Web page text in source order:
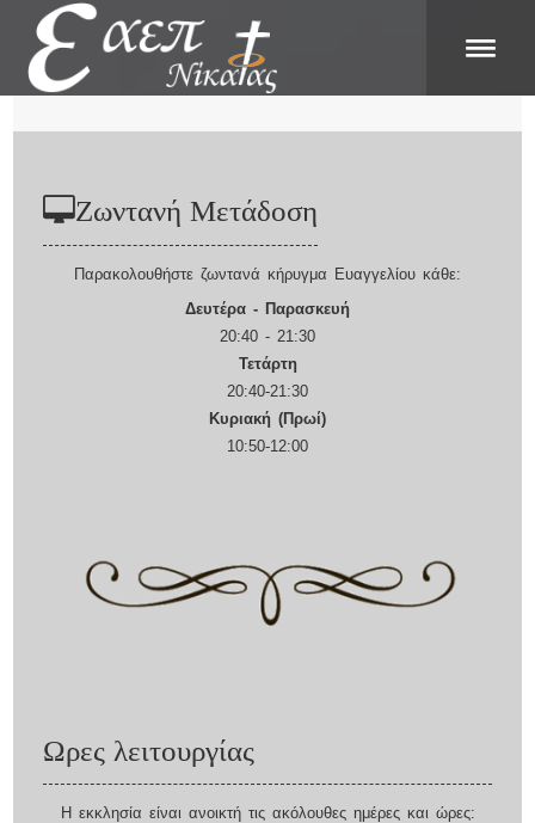
Ζωντανή Μετάδοση
Παρακολουθήστε ζωντανά κήρυγμα Ευαγγελίου κάθε:
Δευτέρα - Παρασκευή
20:40 - 21:30
Τετάρτη
20:40-21:30
Κυριακή (Πρωί)
10:50-12:00
Ωρες λειτουργίας
Η εκκλησία είναι ανοικτή τις ακόλουθες ημέρες και ώρες: